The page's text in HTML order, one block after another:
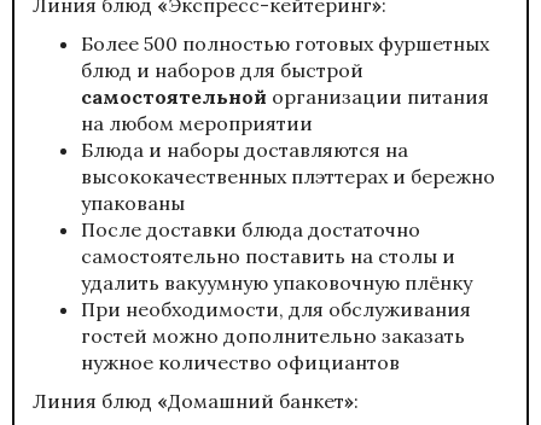
Более 500 полностью готовых фуршетных
блюд и наборов для быстрой
самостоятельной организации питания
на любом мероприятии
Блюда и наборы доставляются на
высококачественных плэттерах и бережно
упакованы
После доставки блюда достаточно
самостоятельно поставить на столы и
удалить вакуумную упаковочную плёнку
При необходимости, для обслуживания
гостей можно дополнительно заказать
нужное количество официантов
Линия блюд «Домашний банкет»: